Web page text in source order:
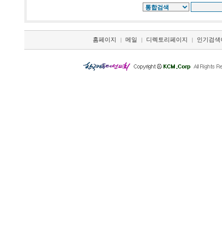
홈페이지 | 메일 | 디렉토리페이지 | 인기검색